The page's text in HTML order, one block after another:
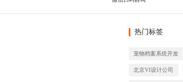
热门标签
宠物档案系统开发
北京VI设计公司